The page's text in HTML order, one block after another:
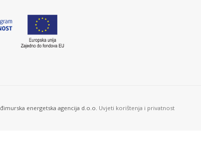
energetska agencija d.o.o. Uvjeti korištenja i privatnost